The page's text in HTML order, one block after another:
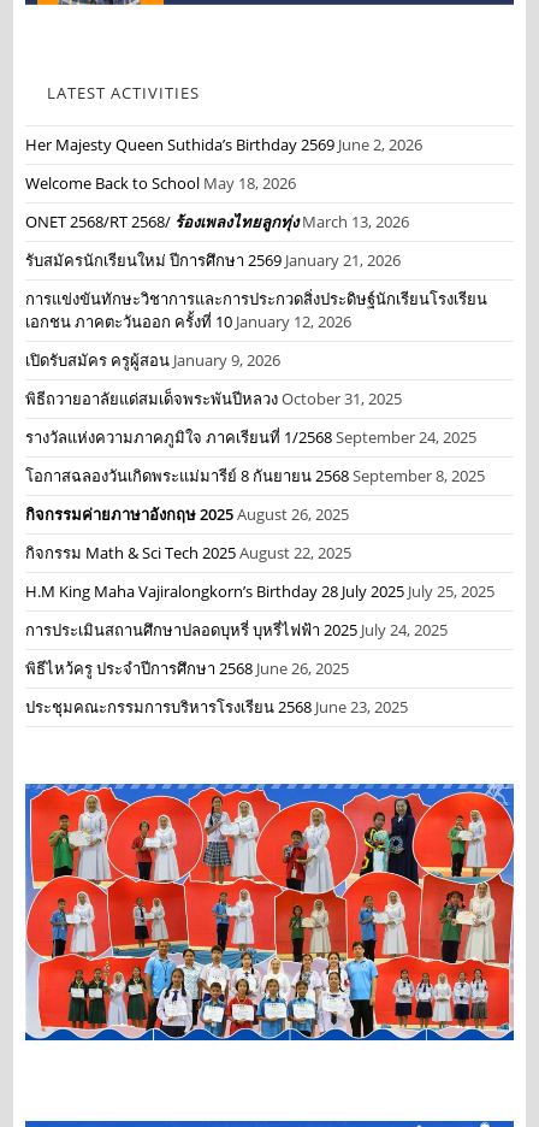
LATEST ACTIVITIES
Her Majesty Queen Suthida’s Birthday 2569 June 2, 2026
Welcome Back to School May 18, 2026
ONET 2568/RT 2568/ ร้องเพลงไทยลูกทุ่ง March 13, 2026
รับสมัครนักเรียนใหม่ ปีการศึกษา 2569 January 21, 2026
การแข่งขันทักษะวิชาการและการประกวดสิ่งประดิษฐ์นักเรียนโรงเรียน
เอกชน ภาคตะวันออก ครั้งที่ 10 January 12, 2026
เปิดรับสมัคร ครูผู้สอน January 9, 2026
พิธีถวายอาลัยแด่สมเด็จพระพันปีหลวงOctober 31, 2025
รางวัลแห่งความภาคภูมิใจ ภาคเรียนที่ 1/2568September 24, 2025
โอกาสฉลองวันเกิดพระแม่มารีย์ 8 กันยายน 2568September 8, 2025
กิจกรรมค่ายภาษาอังกฤษ 2025August 26, 2025
กิจกรรม Math & Sci Tech 2025August 22, 2025
H.M King Maha Vajiralongkorn’s Birthday 28 July 2025 July 25, 2025
การประเมินสถานศึกษาปลอดบุหรี่ บุหรี่ไฟฟ้า 2025 July 24, 2025
พิธีไหว้ครู ประจำปีการศึกษา 2568 June 26, 2025
ประชุมคณะกรรมการบริหารโรงเรียน 2568 June 23, 2025